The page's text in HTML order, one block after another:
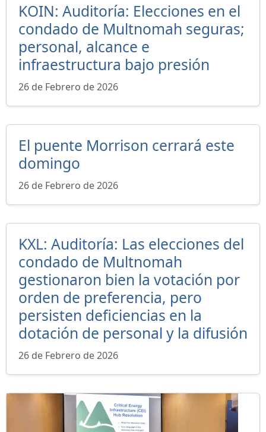
KOIN: Auditoría: Elecciones en el
condado de Multnomah seguras;
personal, alcance e
infraestructura bajo presión
26 de Febrero de 2026
El puente Morrison cerrará este
domingo
26 de Febrero de 2026
KXL: Auditoría: Las elecciones del
condado de Multnomah
gestionaron bien la votación por
orden de preferencia, pero
persisten deficiencias en la
dotación de personal y la difusión
26 de Febrero de 2026